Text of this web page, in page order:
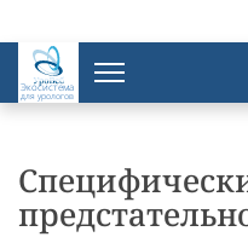
Экосистема
для урологов